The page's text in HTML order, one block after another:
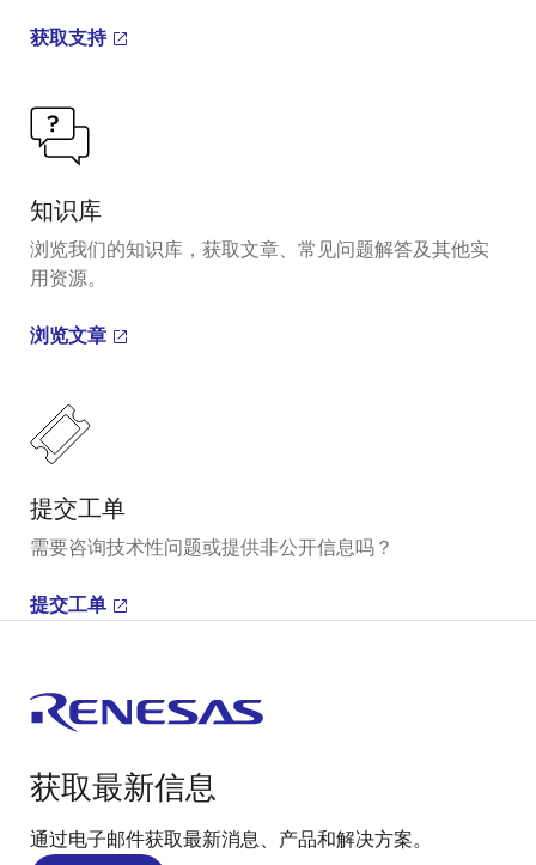
获取支持
知识库
浏览我们的知识库，获取文章、常见问题解答及其他实
用资源。
浏览文章
提交工单
需要咨询技术性问题或提供非公开信息吗？
提交工单
获取最新信息
通过电子邮件获取最新消息、产品和解决方案。